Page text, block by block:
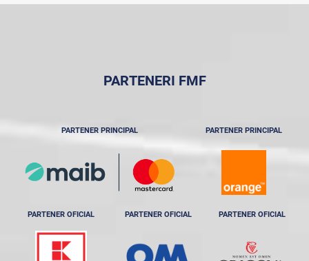
PARTENERI FMF
PARTENER PRINCIPAL PARTENER PRINCIPAL
PARTENER OFICIAL PARTENER OFICIAL PARTENER OFICIAL